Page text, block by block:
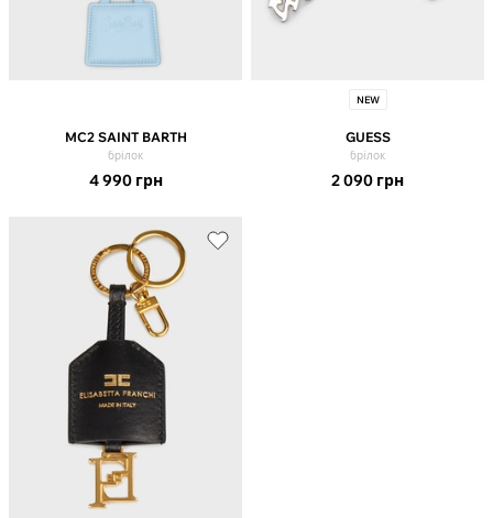
MC2 SAINT BARTH
брілок
4 990 грн
NEW
GUESS
брілок
2 090 грн